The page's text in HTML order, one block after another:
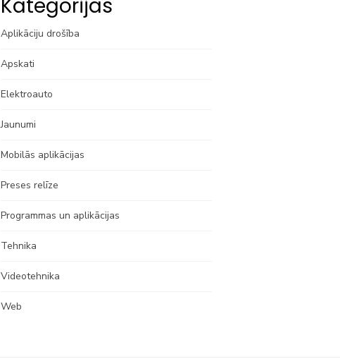
Kategorijas
Aplikāciju drošība
Apskati
Elektroauto
Jaunumi
Mobilās aplikācijas
Preses relīze
Programmas un aplikācijas
Tehnika
Videotehnika
Web